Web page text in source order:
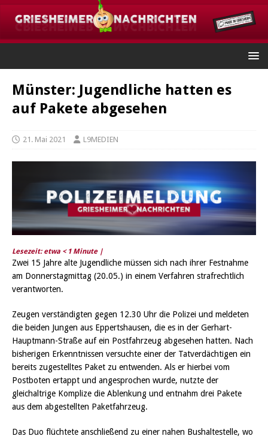
Münster: Jugendliche hatten es
auf Pakete abgesehen
21. Mai 2021 L9MEDIEN
Lesezeit: etwa < 1 Minute |
Zwei 15 Jahre alte Jugendliche müssen sich nach ihrer Festnahme
am Donnerstagmittag (20.05.) in einem Verfahren strafrechtlich
verantworten.
Zeugen verständigten gegen 12.30 Uhr die Polizei und meldeten
die beiden Jungen aus Eppertshausen, die es in der Gerhart-
Hauptmann-Straße auf ein Postfahrzeug abgesehen hatten. Nach
bisherigen Erkenntnissen versuchte einer der Tatverdächtigen ein
bereits zugestelltes Paket zu entwenden. Als er hierbei vom
Postboten ertappt und angesprochen wurde, nutzte der
gleichaltrige Komplize die Ablenkung und entnahm drei Pakete
aus dem abgestellten Paketfahrzeug.
Das Duo flüchtete anschließend zu einer nahen Bushaltestelle, wo